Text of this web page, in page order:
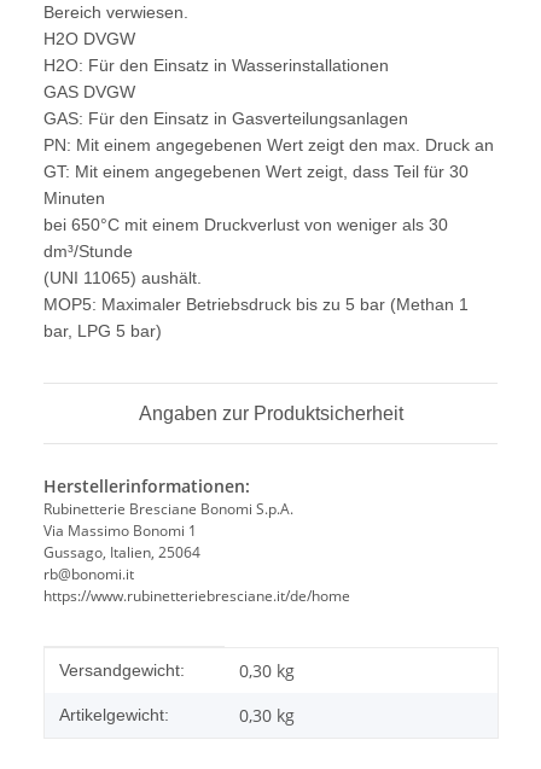
Bereich verwiesen.
H2O DVGW
H2O: Für den Einsatz in Wasserinstallationen
GAS DVGW
GAS: Für den Einsatz in Gasverteilungsanlagen
PN: Mit einem angegebenen Wert zeigt den max. Druck an
GT: Mit einem angegebenen Wert zeigt, dass Teil für 30
Minuten
bei 650°C mit einem Druckverlust von weniger als 30
dm³/Stunde
(UNI 11065) aushält.
MOP5: Maximaler Betriebsdruck bis zu 5 bar (Methan 1
bar, LPG 5 bar)
Angaben zur Produktsicherheit
Herstellerinformationen:
Rubinetterie Bresciane Bonomi S.p.A.
Via Massimo Bonomi 1
Gussago, Italien, 25064
rb@bonomi.it
https://www.rubinetteriebresciane.it/de/home
Produkteigenschaft
Wert
Versandgewicht: 0,30 kg
Artikelgewicht: 0,30 kg